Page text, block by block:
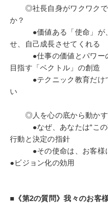
◎社長自身がワクワクで
か？
●価値ある「使命」が、
せ、自己成長させてくれる
●仕事の価値とパワー
目指す「ベクトル」の創造
●テクニック教育だけで
い
◎人を心の底から動かす
●なぜ、あなたは“この
行動と決定の指針
●その使命は、お客様に
●ビジョン化の効用
■《第2の質問》我々のお客